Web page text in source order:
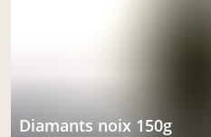
diamants noix 150g